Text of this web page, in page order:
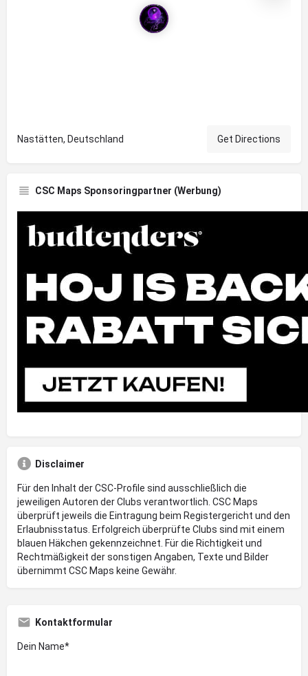
Nastätten, Deutschland Get Directions
CSC Maps Sponsoringpartner (Werbung)
Disclaimer
Für den Inhalt der CSC-Profile sind ausschließlich die
jeweiligen Autoren der Clubs verantwortlich. CSC Maps
überprüft jeweils die Eintragung beim Registergericht und den
Erlaubnisstatus. Erfolgreich überprüfte Clubs sind mit einem
blauen Häkchen gekennzeichnet. Für die Richtigkeit und
Rechtmäßigkeit der sonstigen Angaben, Texte und Bilder
übernimmt CSC Maps keine Gewähr.
Kontaktformular
Dein Name*